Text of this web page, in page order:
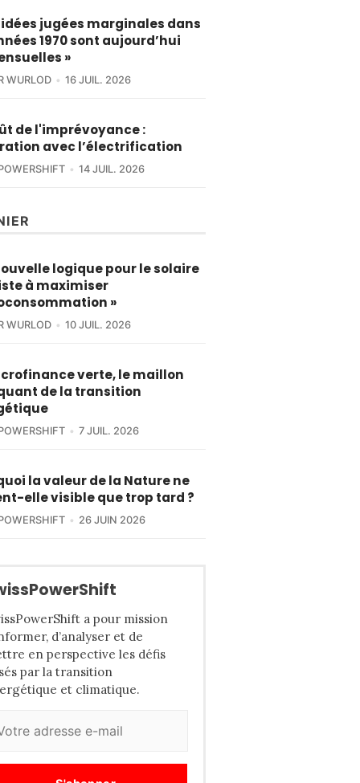
idées jugées marginales dans
1970 sont aujourd’hui
»
WURLOD 16 JUIL. 2026
de l'imprévoyance :
avec l’électrification
14 JUIL. 2026
logique pour le solaire
à maximiser
»
WURLOD 10 JUIL. 2026
verte, le maillon
de la transition
7 JUIL. 2026
la valeur de la Nature ne
elle visible que trop tard ?
26 JUIN 2026
a pour mission
d’analyser et de
en perspective les défis
par la transition
et climatique.